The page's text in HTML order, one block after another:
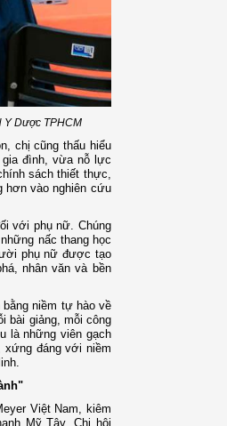
Y Dược TPHCM
chị cũng thấu hiểu
đình, vừa nỗ lực
sách thiết thực,
hơn vào nghiên cứu
với phụ nữ. Chúng
nấc thang học
phụ nữ được tạo
nhân văn và bền
niềm tự hào về
bài giảng, mỗi công
là những viên gạch
xứng đáng với niềm
Việt Nam, kiêm
Mỹ Tây, Chi hội